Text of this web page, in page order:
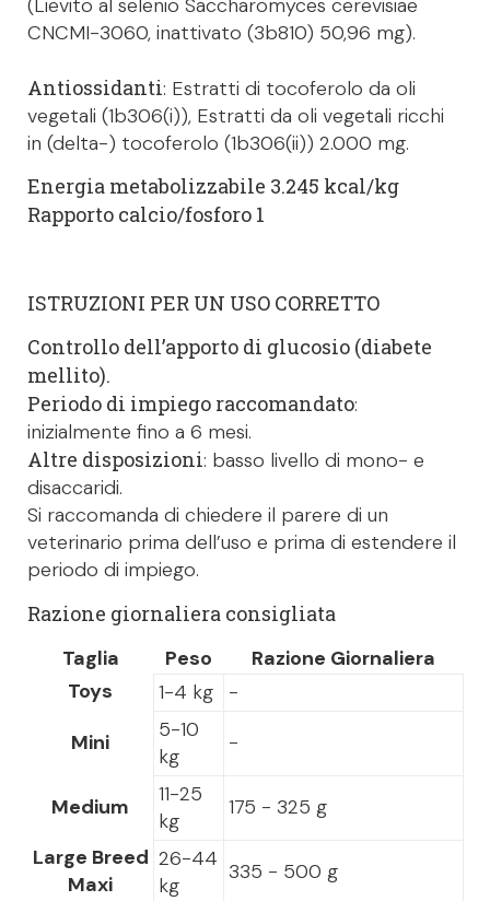
(Lievito al selenio Saccharomyces cerevisiae
CNCMI-3060, inattivato (3b810) 50,96 mg).
Antiossidanti: Estratti di tocoferolo da oli
vegetali (1b306(i)), Estratti da oli vegetali ricchi
in (delta-) tocoferolo (1b306(ii)) 2.000 mg.
Energia metabolizzabile 3.245 kcal/kg
Rapporto calcio/fosforo 1
ISTRUZIONI PER UN USO CORRETTO
Controllo dell’apporto di glucosio (diabete
mellito).
Periodo di impiego raccomandato:
inizialmente fino a 6 mesi.
Altre disposizioni: basso livello di mono- e
disaccaridi.
Si raccomanda di chiedere il parere di un
veterinario prima dell’uso e prima di estendere il
periodo di impiego.
Razione giornaliera consigliata
Taglia
Peso
Razione Giornaliera
Toys
1-4 kg
-
Mini
5-10
kg
-
Medium
11-25
kg
175 - 325 g
Large Breed
Maxi
26-44
kg
335 - 500 g